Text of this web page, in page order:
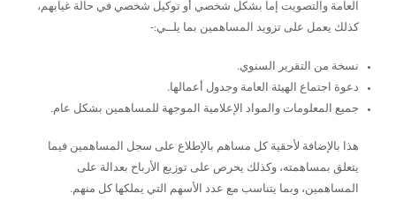
العامة والتصويت إما بشكل شخصي أو توكيل شخصي في حالة غيابهم،
كذلك يعمل على تزويد المساهمين بما يلــي:-
نسخة من التقرير السنوي.
دعوة اجتماع الهيئة العامة وجدول أعمالها.
جميع المعلومات والمواد الإعلامية الموجهة للمساهمين بشكل عام.
هذا بالإضافة لأحقية كل مساهم بالإطلاع على سجل المساهمين فيما
يتعلق بمساهمته، وكذلك يحرص على توزيع الأرباح بعدالة على
المساهمين، وبما يتناسب مع عدد الأسهم التي يملكها كل منهم.